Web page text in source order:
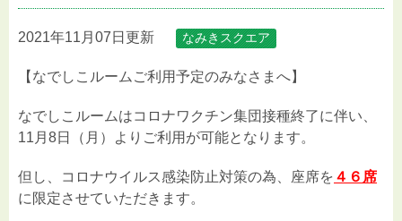
2021年11月07日更新 なみきスクエア
【なでしこルームご利用予定のみなさまへ】
なでしこルームはコロナワクチン集団接種終了に伴い、
11月8日（月）よりご利用が可能となります。
但し、コロナウイルス感染防止対策の為、座席を ４６席
に限定させていただきます。